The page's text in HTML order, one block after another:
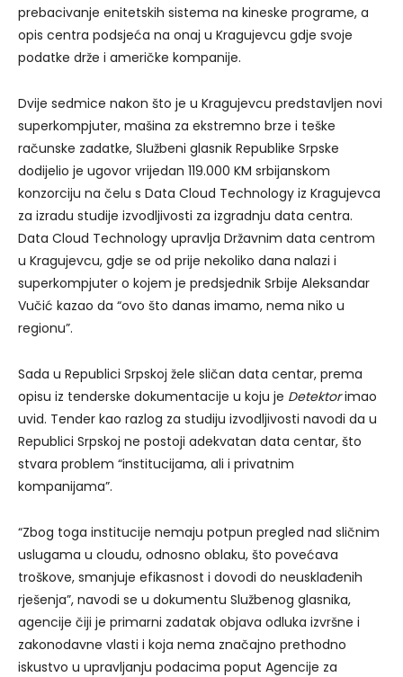
prebacivanje enitetskih sistema na kineske programe, a
opis centra podsjeća na onaj u Kragujevcu gdje svoje
podatke drže i američke kompanije.
Dvije sedmice nakon što je u Kragujevcu predstavljen novi
superkompjuter, mašina za ekstremno brze i teške
računske zadatke, Službeni glasnik Republike Srpske
dodijelio je ugovor vrijedan 119.000 KM srbijanskom
konzorciju na čelu s Data Cloud Technology iz Kragujevca
za izradu studije izvodljivosti za izgradnju data centra.
Data Cloud Technology upravlja Državnim data centrom
u Kragujevcu, gdje se od prije nekoliko dana nalazi i
superkompjuter o kojem je predsjednik Srbije Aleksandar
Vučić kazao da “ovo što danas imamo, nema niko u
regionu”.
Sada u Republici Srpskoj žele sličan data centar, prema
opisu iz tenderske dokumentacije u koju je Detektorimao
uvid. Tender kao razlog za studiju izvodljivosti navodi da u
Republici Srpskoj ne postoji adekvatan data centar, što
stvara problem “institucijama, ali i privatnim
kompanijama”.
“Zbog toga institucije nemaju potpun pregled nad sličnim
uslugama u cloudu, odnosno oblaku, što povećava
troškove, smanjuje efikasnost i dovodi do neusklađenih
rješenja”, navodi se u dokumentu Službenog glasnika,
agencije čiji je primarni zadatak objava odluka izvršne i
zakonodavne vlasti i koja nema značajno prethodno
iskustvo u upravljanju podacima poput Agencije za